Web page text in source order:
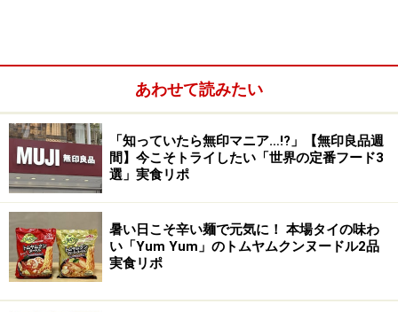
キットには、五香粉（ウーシャンフェン）が効いた炒め
ソース、ビーフン、干しえびとナッツのトッピングが入
っています。シーフードや野菜など、好みの具材を用意
すれば、フライパン1つで簡単に作ることができます。
筆者は商品の袋に書いてあった通り、えび8尾、小松菜4
株、長ねぎ1本を加えて調理してみました（炒める際に
油大さじ1が必要です）。
あわせて読みたい
「知っていたら無印マニア…!?」【無印良品週
間】今こそトライしたい「世界の定番フード3
選」実食リポ
暑い日こそ辛い麺で元気に！ 本場タイの味わ
い「Yum Yum」のトムヤムクンヌードル2品
実食リポ